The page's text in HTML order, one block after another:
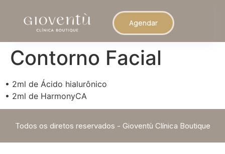
Agendar
Contorno Facial
• 2ml de Ácido hialurônico
• 2ml de HarmonyCA
Todos os diretos reservados - Gioventù Clínica Boutique